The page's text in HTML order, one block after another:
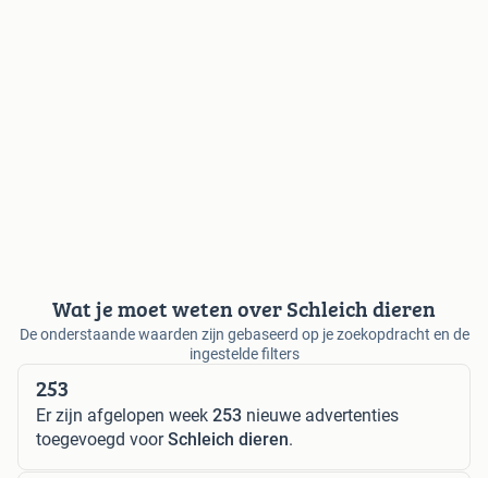
Wat je moet weten over Schleich dieren
De onderstaande waarden zijn gebaseerd op je zoekopdracht en de
ingestelde filters
253
Er zijn afgelopen week 253 nieuwe advertenties
toegevoegd voorSchleich dieren.